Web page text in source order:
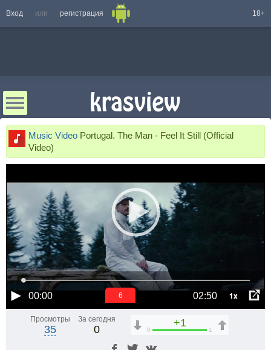
Вход или регистрация 18+
Music Video Portugal. The Man - Feel It Still (Official
Video)
00:00 02:50 1x
6
Просмотры
35
За сегодня
0
+1
0 1